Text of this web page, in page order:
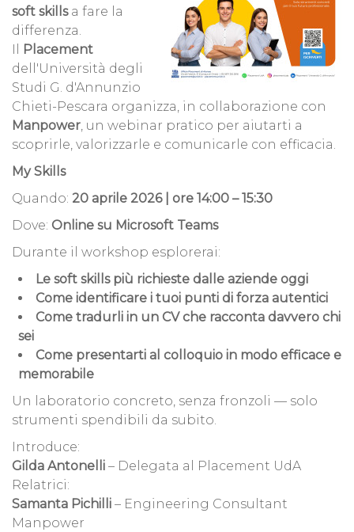
soft skillsa fare la
differenza.
Placement
dell'Università degli
Studi G. d'Annunzio
Chieti-Pescara organizza, in collaborazione con
Manpower, un webinar pratico per aiutarti a
scoprirle, valorizzarle e comunicarle con efficacia.
My Skills
Quando: 20 aprile 2026 | ore 14:00 – 15:30
Dove: Online su Microsoft Teams
Durante il workshop esplorerai:
Le soft skills più richieste dalle aziende oggi
Come identificare i tuoi punti di forza autentici
Come tradurli in un CV che racconta davvero chi
sei
Come presentarti al colloquio in modo efficace e
memorabile
Un laboratorio concreto, senza fronzoli — solo
strumenti spendibili da subito.
Introduce:
Gilda Antonelli – Delegata al Placement UdA
Relatrici:
Samanta Pichilli – Engineering Consultant
Manpower